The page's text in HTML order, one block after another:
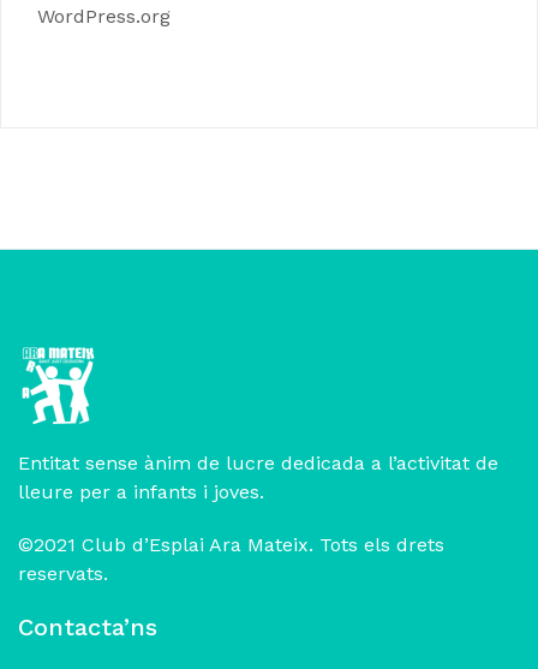
WordPress.org
Entitat sense ànim de lucre dedicada a l’activitat de
lleure per a infants i joves.
©2021 Club d’Esplai Ara Mateix. Tots els drets
reservats.
Contacta’ns